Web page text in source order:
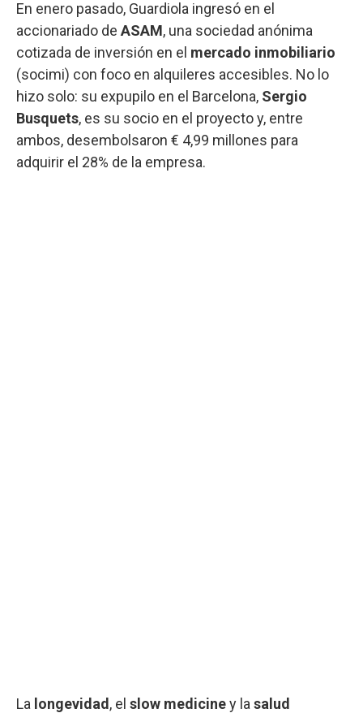
En enero pasado, Guardiola ingresó en el
accionariado de ASAM, una sociedad anónima
cotizada de inversión en el mercado inmobiliario
(socimi) con foco en alquileres accesibles. No lo
hizo solo: su expupilo en el Barcelona, Sergio
Busquets, es su socio en el proyecto y, entre
ambos, desembolsaron € 4,99 millones para
adquirir el 28% de la empresa.
La longevidad , el slow mediciney la salud